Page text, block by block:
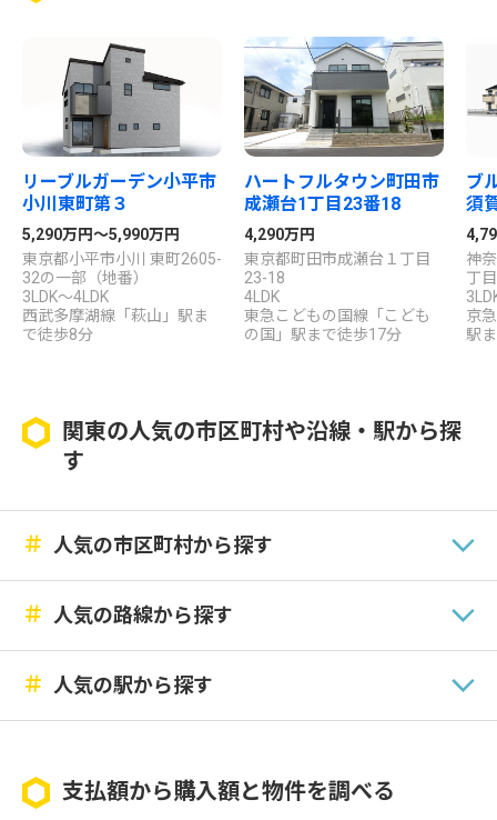
リーブルガーデン小平市
小川東町第３
5,290万円～5,990万円
東京都小平市小川 東町2605-
32の一部（地番）
3LDK～4LDK
西武多摩湖線「萩山」駅ま
で徒歩8分
ハートフルタウン町田市
成瀬台1丁目23番18
4,290万円
東京都町田市成瀬台１丁目
23-18
4LDK
東急こどもの国線「こども
の国」駅まで徒歩17分
ブ
須
神
丁
京
駅
関東の人気の市区町村や沿線・駅から探
す
＃ 人気の市区町村から探す
＃ 人気の路線から探す
＃ 人気の駅から探す
支払額から購入額と物件を調べる